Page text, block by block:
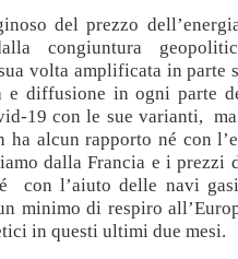
del prezzo
congiuntura
volta amplificata in parte
e diffusione in ogni parte
19 con le sue varianti,
ha alcun rapporto né con
dalla Francia e i prezzi
con l’aiuto delle navi
minimo di respiro
in questi ultimi due mesi.